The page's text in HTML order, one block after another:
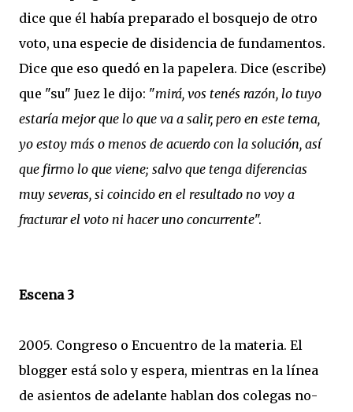
dice que él había preparado el bosquejo de otro
voto, una especie de disidencia de fundamentos.
Dice que eso quedó en la papelera. Dice (escribe)
que "su" Juez le dijo: "mirá, vos tenés razón, lo tuyo
estaría mejor que lo que va a salir, pero en este tema,
yo estoy más o menos de acuerdo con la solución, así
que firmo lo que viene; salvo que tenga diferencias
muy severas, si coincido en el resultado no voy a
fracturar el voto ni hacer uno concurrente".
Escena 3
2005. Congreso o Encuentro de la materia. El
blogger está solo y espera, mientras en la línea
de asientos de adelante hablan dos colegas no-